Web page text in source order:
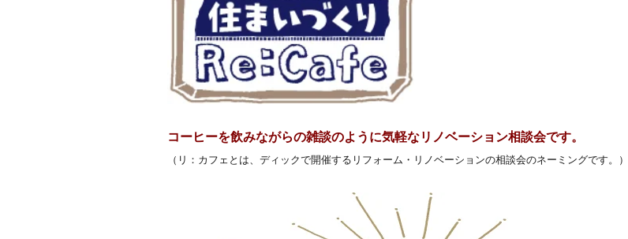
コーヒーを飲みながらの雑談のように気軽なリノベーション相談会です。
（リ：カフェとは、ディックで開催するリフォーム・リノベーションの相談会のネーミングです。）